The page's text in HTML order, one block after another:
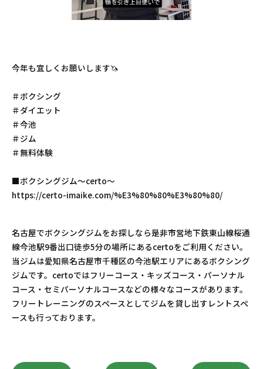
今年も宜しくお願いします🦄
＃ボクシング
＃ダイエット
＃今池
＃ジム
＃無料体験
■ボクシングジム〜certo〜
https://certo-imaike.com/%E3%80%80%E3%80%80/
名古屋でボクシングジムをお探しなら是非市営地下鉄東山線桜通
線今池駅9番出口徒歩5分の場所にあるcertoをご利用ください。
当ジムは愛知県名古屋市千種区の今池駅エリアにあるボクシング
ジムです。certoではフリーコース・キッズコース・パーソナル
コース・セミパーソナルコースなどの様々なコースがあります。
フリートレーニングのスペースとしてジムを貸し出すレントスペ
ースも行っております。